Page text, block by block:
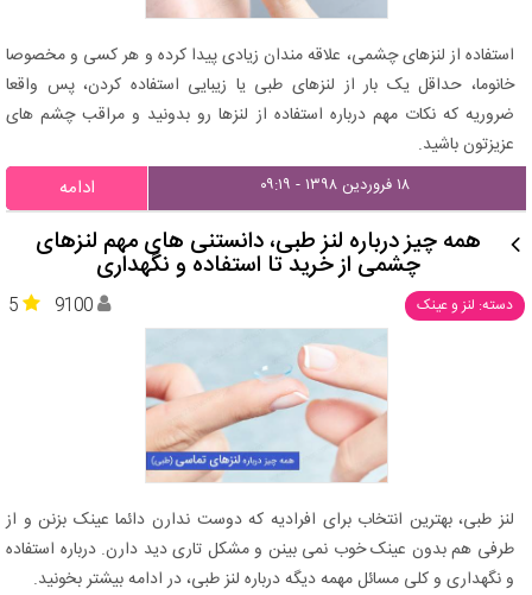
استفاده از لنزهای چشمی، علاقه مندان زیادی پیدا کرده و هر کسی و مخصوصا
خانوما، حداقل یک بار از لنزهای طبی یا زیبایی استفاده کردن، پس واقعا
ضروریه که نکات مهم درباره استفاده از لنزها رو بدونید و مراقب چشم های
عزیزتون باشید.
۱۸ فروردین ۱۳۹۸ - ۰۹:۱۹ ادامه
همه چیز درباره لنز طبی، دانستنی های مهم لنزهای
چشمی از خرید تا استفاده و نگهداری
دسته: لنز و عینک 5 9100
لنز طبی، بهترین انتخاب برای افرادیه که دوست ندارن دائما عینک بزنن و از
طرفی هم بدون عینک خوب نمی بینن و مشکل تاری دید دارن. درباره استفاده
و نگهداری و کلی مسائل مهمه دیگه درباره لنز طبی، در ادامه بیشتر بخونید.